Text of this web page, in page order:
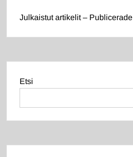
Julkaistut artikelit –
Etsi